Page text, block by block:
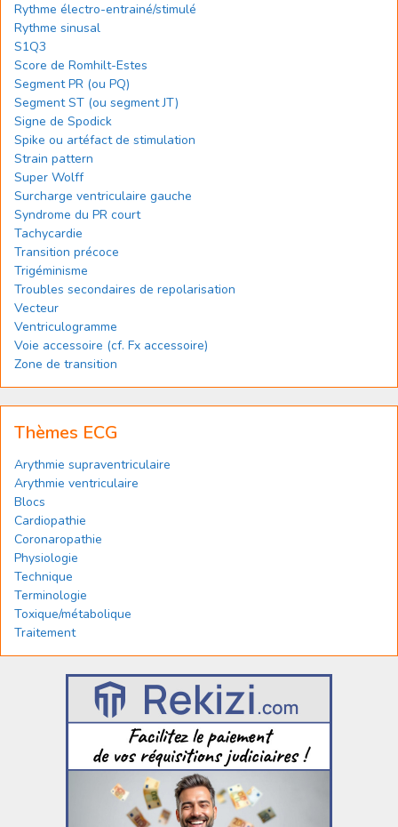
Rythme électro-entrainé/stimulé
Rythme sinusal
S1Q3
Score de Romhilt-Estes
Segment PR (ou PQ)
Segment ST (ou segment JT)
Signe de Spodick
Spike ou artéfact de stimulation
Strain pattern
Super Wolff
Surcharge ventriculaire gauche
Syndrome du PR court
Tachycardie
Transition précoce
Trigéminisme
Troubles secondaires de repolarisation
Vecteur
Ventriculogramme
Voie accessoire (cf. Fx accessoire)
Zone de transition
Thèmes ECG
Arythmie supraventriculaire
Arythmie ventriculaire
Blocs
Cardiopathie
Coronaropathie
Physiologie
Technique
Terminologie
Toxique/métabolique
Traitement